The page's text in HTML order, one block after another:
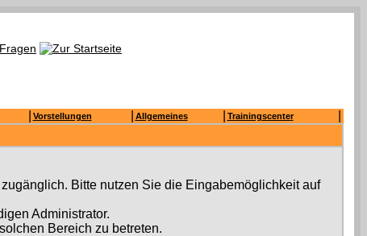
Vorstellungen Allgemeines Trainingscenter
Bitte nutzen Sie die Eingabemöglichkeit auf
Administrator.
Bereich zu betreten.